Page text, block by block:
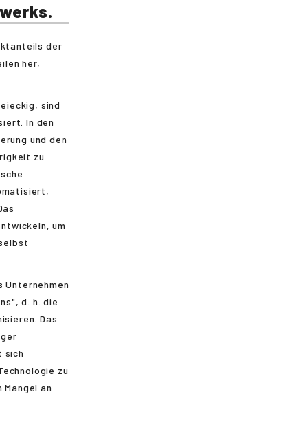
der
her,
sind
In den
und den
zu
um
Unternehmen
d. h. die
Das
sich
zu
an